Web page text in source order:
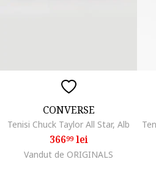
CONVERSE
Tenisi Chuck Taylor All Star, Alb
36699lei
Vandut de ORIGINALS